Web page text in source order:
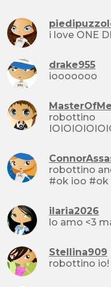
drake955
iooooooo
robottino
robottino anche a me :)
#ok ioo #ok
ilaria2026
lo amo <3
Stellina909
robottino io!